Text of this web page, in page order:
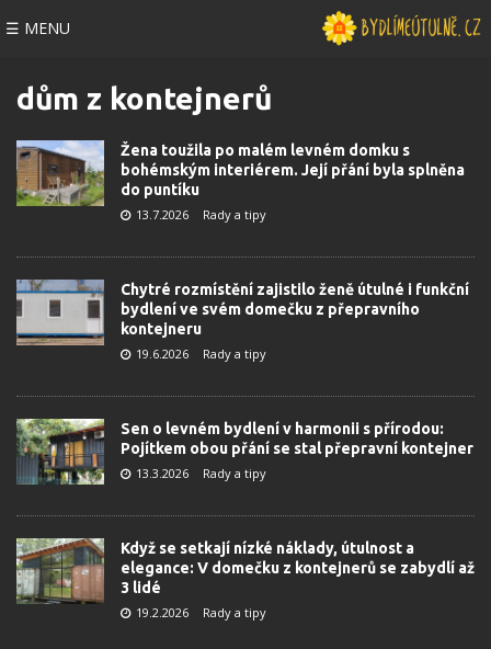
☰ MENU
dům z kontejnerů
Žena toužila po malém levném domku s
bohémským interiérem. Její přání byla splněna
do puntíku
13.7.2026 Rady a tipy
Chytré rozmístění zajistilo ženě útulné i funkční
bydlení ve svém domečku z přepravního
kontejneru
19.6.2026 Rady a tipy
Sen o levném bydlení v harmonii s přírodou:
Pojítkem obou přání se stal přepravní kontejner
13.3.2026 Rady a tipy
Když se setkají nízké náklady, útulnost a
elegance: V domečku z kontejnerů se zabydlí až
3 lidé
19.2.2026 Rady a tipy